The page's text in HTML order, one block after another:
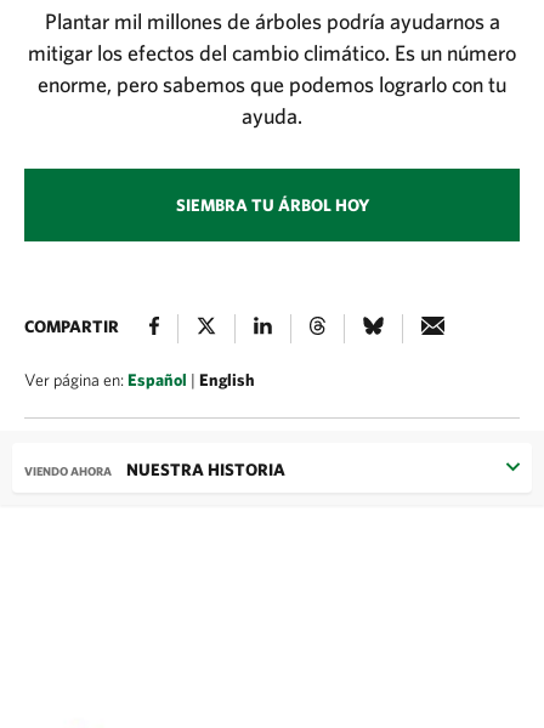
Plantar mil millones de árboles podría ayudarnos a
mitigar los efectos del cambio climático. Es un número
enorme, pero sabemos que podemos lograrlo con tu
ayuda.
SIEMBRA TU ÁRBOL HOY
COMPARTIR
Ver página en:Español | English
VIENDO AHORA NUESTRA HISTORIA